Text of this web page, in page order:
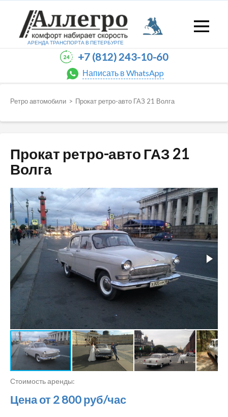
АРЕНДА ТРАНСПОРТА В ПЕТЕРБУРГЕ
+7 (812) 243-10-60
Написать в WhatsApp
Ретро автомобили > Прокат ретро-авто ГАЗ 21 Волга
Прокат ретро-авто ГАЗ 21
Волга
Стоимость аренды:
Цена от 2 800 руб/час